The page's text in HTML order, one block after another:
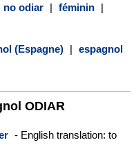
no odiar | féminin |
(Espagne) | espagnol
ODIAR
- English translation: to